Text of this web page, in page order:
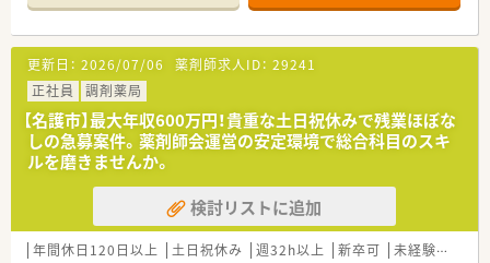
≪派遣就業とは…≫
①弊社が雇用主となり、弊社社員として就業する雇用形態です。
②給与・福利厚生は弊社より支給いたします。
教育、研修制度も充実しており、あなたのスキル向上もしっか
りサポート！
■通勤手当全額支給
■労災保険・薬剤師賠償責任保険完備
■社会保険・雇用保険も条件を満たせば加入いただ
けます。
■契約期間に応じて有給休暇も支給致します。
■調剤e-ラーニングなど研修制度も充実していま
す。
③派遣期間は、薬剤師・薬局双方での調整により決定いたしま
更新日： 2026/07/06 薬剤師求人ID： 29241
正社員
調剤薬局
【名護市】最大年収600万円！貴重な土日祝休みで残業ほぼな
しの急募案件。薬剤師会運営の安定環境で総合科目のスキ
ルを磨きませんか。
検討リストに追加
年間休日120日以上 土日祝休み 週32h以上 新卒可 未経験可